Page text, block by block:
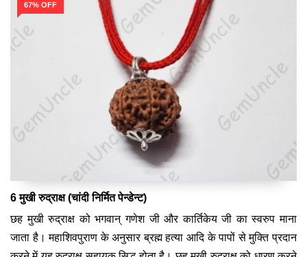
67% OFF
6 मुखी रुद्राक्ष (चांदी निर्मित पेन्डेन्ट)
छह मुखी रुद्राक्ष को भगवान् गणेश जी और कार्तिकेय जी का स्वरुप माना
जाता है। महाशिवपुराण के अनुसार ब्रह्म हत्या आदि के पापों से मुक्ति प्रदान